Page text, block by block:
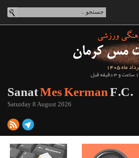
SanatMes KermanF.C.
Saturday 8 August 2026